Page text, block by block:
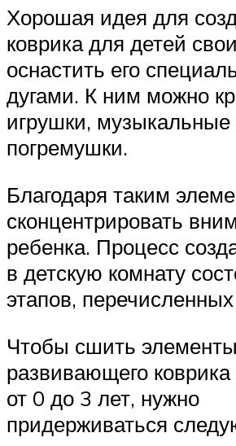
Хорошая идея для
коврика для детей
оснастить его
дугами. К ним можно
игрушки,
погремушки.
Благодаря таким
сконцентрировать
ребенка. Процесс
в детскую комнату
этапов,
Чтобы сшить элементы
развивающего
от 0 до 3 лет, нужно
придерживаться